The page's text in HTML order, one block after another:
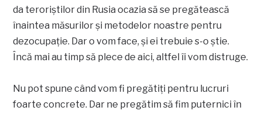
da teroriştilor din Rusia ocazia să se pregătească
înaintea măsurilor şi metodelor noastre pentru
dezocupaţie. Dar o vom face, şi ei trebuie s-o ştie.
Încă mai au timp să plece de aici, altfel îi vom distruge.
Nu pot spune când vom fi pregătiţi pentru lucruri
foarte concrete. Dar ne pregătim să fim puternici în